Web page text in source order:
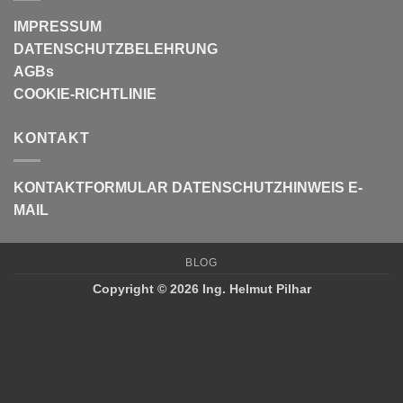
IMPRESSUM
DATENSCHUTZBELEHRUNG
AGBs
COOKIE-RICHTLINIE
KONTAKT
KONTAKTFORMULAR DATENSCHUTZHINWEIS E-
MAIL
BLOG
Copyright © 2026 Ing. Helmut Pilhar